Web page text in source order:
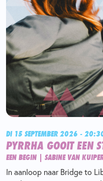
DI 15 SEPTEMBER 2026 -
PYRRHA GOOIT EEN
EEN BEGIN | SABINE VAN
In aanloop naar Bridge to